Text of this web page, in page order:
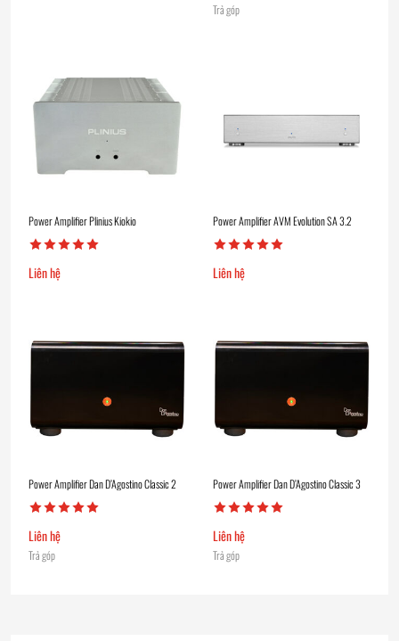
Trả góp
Power Amplifier Plinius Kiokio
Liên hệ
Power Amplifier AVM Evolution SA 3.2
Liên hệ
Power Amplifier Dan D’Agostino Classic 2
Liên hệ
Trả góp
Power Amplifier Dan D’Agostino Classic 3
Liên hệ
Trả góp